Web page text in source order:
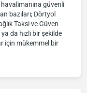
güvenli
bazıları; Dörtyol
Taksi ve Güven
da hızlı bir şekilde
için mükemmel bir